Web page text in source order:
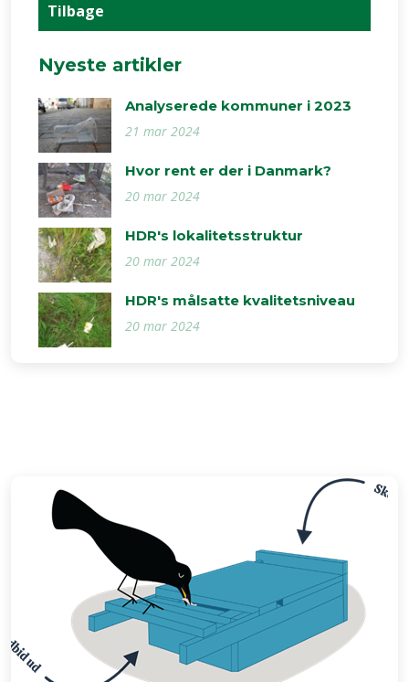
Tilbage
Nyeste artikler
Analyserede kommuner i 2023
21 mar 2024
Hvor rent er der i Danmark?
20 mar 2024
HDR's lokalitetsstruktur
20 mar 2024
HDR's målsatte kvalitetsniveau
20 mar 2024